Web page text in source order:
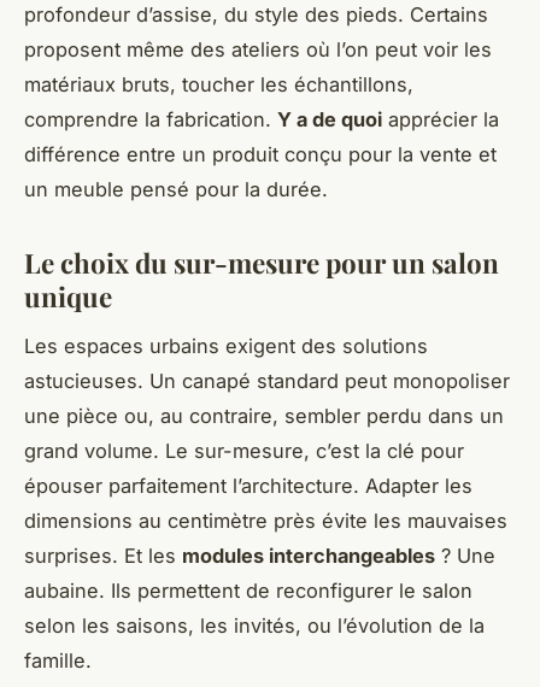
profondeur d’assise, du style des pieds. Certains
proposent même des ateliers où l’on peut voir les
matériaux bruts, toucher les échantillons,
comprendre la fabrication. Y a de quoi apprécier la
différence entre un produit conçu pour la vente et
un meuble pensé pour la durée.
Le choix du sur-mesure pour un salon
unique
Les espaces urbains exigent des solutions
astucieuses. Un canapé standard peut monopoliser
une pièce ou, au contraire, sembler perdu dans un
grand volume. Le sur-mesure, c’est la clé pour
épouser parfaitement l’architecture. Adapter les
dimensions au centimètre près évite les mauvaises
surprises. Et les modules interchangeables ? Une
aubaine. Ils permettent de reconfigurer le salon
selon les saisons, les invités, ou l’évolution de la
famille.